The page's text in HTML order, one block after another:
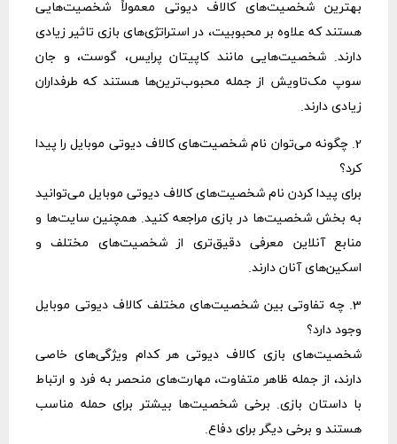
بهترین شخصیت‌های کالاف دیوتی معمولاً شخصیت‌هایی
هستند که علاوه بر محبوبیت، در استراتژی‌های بازی تاثیر زیادی
دارند. شخصیت‌هایی مانند کاپیتان پرایس، گوست، و جان
سوپ مک‌تاویش از جمله محبوب‌ترین‌ها هستند که طرفداران
زیادی دارند.
2. چگونه می‌توان نام شخصیت‌های کالاف دیوتی موبایل را پیدا
کرد؟
برای پیدا کردن نام شخصیت‌های کالاف دیوتی موبایل می‌توانید
به بخش شخصیت‌ها در بازی مراجعه کنید. همچنین سایت‌ها و
منابع آنلاین معرفی دقیق‌تری از شخصیت‌های مختلف و
اسکین‌های آنان دارند.
3. چه تفاوتی بین شخصیت‌های مختلف کالاف دیوتی موبایل
وجود دارد؟
شخصیت‌های بازی کالاف دیوتی هر کدام ویژگی‌های خاصی
دارند، از جمله ظاهر متفاوت، مهارت‌های منحصر به فرد و ارتباط
با داستان بازی. برخی شخصیت‌ها بیشتر برای حمله مناسب
هستند و برخی دیگر برای دفاع.